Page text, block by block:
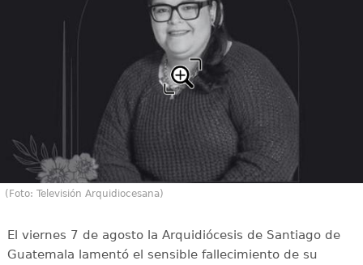
(Foto: Televisión Arquidiocesana)
El viernes 7 de agosto la Arquidiócesis de Santiago de
Guatemala lamentó el sensible fallecimiento de su